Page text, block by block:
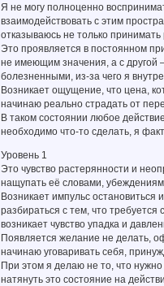
Я не могу полноценно
взаимодействовать с этим
отказываюсь не только
Это проявляется в постоянном
не имеющим значения, а с другой
болезненными, из-за чего я
Возникает ощущение, что цена,
начинаю реально страдать от
В таком состоянии любое
необходимо что-то сделать, я
Уровень 1
Это чувство растерянности и
нащупать её словами,
Возникает импульс остановиться
разбираться с тем, что
возникает чувство упадка и
Появляется желание не делать,
начинаю уговаривать себя,
При этом я делаю не то, что
натянуть это состояние на